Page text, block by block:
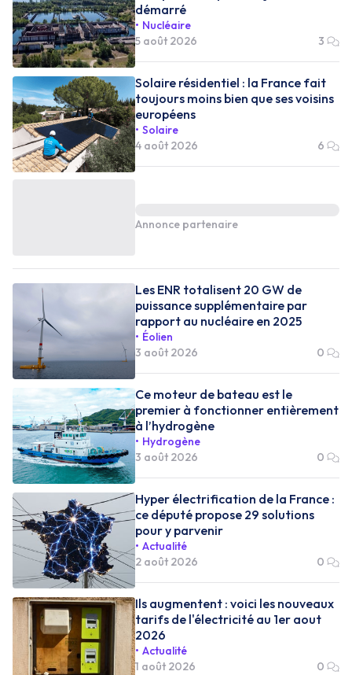
démarré
Nucléaire
5 août 2026
3
Solaire résidentiel : la France fait
toujours moins bien que ses voisins
européens
Solaire
4 août 2026
6
Annonce partenaire
Les ENR totalisent 20 GW de
puissance supplémentaire par
rapport au nucléaire en 2025
Éolien
3 août 2026
0
Ce moteur de bateau est le
premier à fonctionner entièrement
à l’hydrogène
Hydrogène
3 août 2026
0
Hyper électrification de la France :
ce député propose 29 solutions
pour y parvenir
Actualité
2 août 2026
0
Ils augmentent : voici les nouveaux
tarifs de l'électricité au 1er aout
2026
Actualité
1 août 2026
0